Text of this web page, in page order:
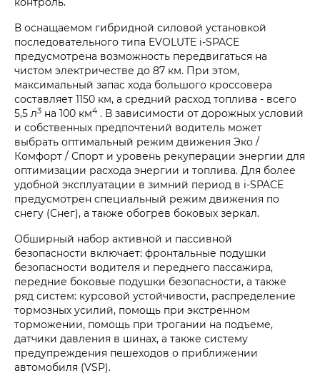
В оснащаемом гибридной силовой установкой
последовательного типа EVOLUTE i‑SPACE
предусмотрена возможность передвигаться на
чистом электричестве до 87 км. При этом,
максимальный запас хода большого кроссовера
составляет 1150 км, а средний расход топлива - всего
5,5 л3 на 100 км4 . В зависимости от дорожных условий
и собственных предпочтений водитель может
выбрать оптимальный режим движения Эко /
Комфорт / Спорт и уровень рекуперации энергии для
оптимизации расхода энергии и топлива. Для более
удобной эксплуатации в зимний период в i‑SPACE
предусмотрен специальный режим движения по
снегу (Снег), а также обогрев боковых зеркал.
Обширный набор активной и пассивной
безопасности включает: фронтальные подушки
безопасности водителя и переднего пассажира,
передние боковые подушки безопасности, а также
ряд систем: курсовой устойчивости, распределение
тормозных усилий, помощь при экстренном
торможении, помощь при трогании на подъеме,
датчики давления в шинах, а также систему
предупреждения пешеходов о приближении
автомобиля (VSP).